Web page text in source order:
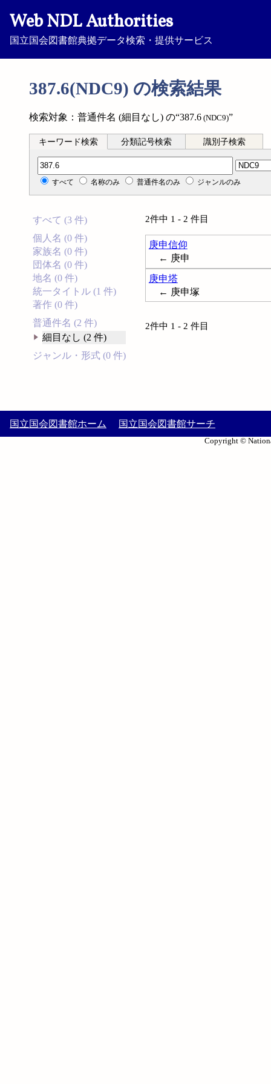
Web NDL Authorities
国立国会図書館典拠データ検索・提供サービス
387.6(NDC9) の検索結果
検索対象：普通件名 (細目なし) の“387.6 (NDC9)”
キーワード検索 分類記号検索 識別子検索
分類記号検索
すべて 名称のみ 普通件名のみ ジャンルのみ
すべて (3 件)
個人名 (0 件)
家族名 (0 件)
団体名 (0 件)
地名 (0 件)
統一タイトル (1 件)
著作 (0 件)
普通件名 (2 件)
細目なし (2 件)
ジャンル・形式 (0 件)
2件中 1 - 2 件目
庚申信仰
← 庚申
庚申塔
← 庚申塚
2件中 1 - 2 件目
国立国会図書館ホーム 国立国会図書館サーチ
Copyright ©